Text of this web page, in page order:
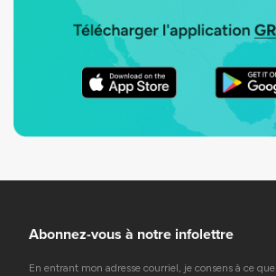
Abonnez-vous à notre infolettre
En entrant mon adresse courriel, je consens à ce que